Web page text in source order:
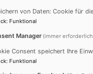
auf
grüßte
von Daten: Cookie für
: Funktional
Manager (immer
Consent speichert Ihre
: Funktional